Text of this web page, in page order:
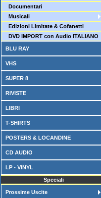
Documentari
Musicali
Edizioni Limitate & Cofanetti
DVD IMPORT con Audio ITALIANO
BLU RAY
VHS
SUPER 8
RIVISTE
LIBRI
T-SHIRTS
POSTERS & LOCANDINE
CD AUDIO
LP - VINYL
Speciali
Prossime Uscite